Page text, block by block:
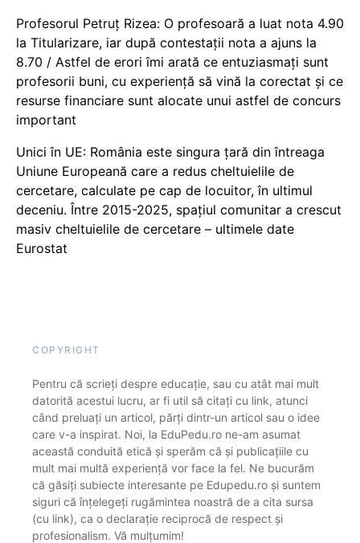
Profesorul Petruț Rizea: O profesoară a luat nota 4.90
la Titularizare, iar după contestații nota a ajuns la
8.70 / Astfel de erori îmi arată ce entuziasmați sunt
profesorii buni, cu experiență să vină la corectat și ce
resurse financiare sunt alocate unui astfel de concurs
important
Unici în UE: România este singura țară din întreaga
Uniune Europeană care a redus cheltuielile de
cercetare, calculate pe cap de locuitor, în ultimul
deceniu. Între 2015-2025, spațiul comunitar a crescut
masiv cheltuielile de cercetare – ultimele date
Eurostat
COPYRIGHT
Pentru că scrieți despre educație, sau cu atât mai mult
datorită acestui lucru, ar fi util să citați cu link, atunci
când preluați un articol, părți dintr-un articol sau o idee
care v-a inspirat. Noi, la EduPedu.ro ne-am asumat
această conduită etică și sperăm că și publicațiile cu
mult mai multă experiență vor face la fel. Ne bucurăm
că găsiți subiecte interesante pe Edupedu.ro și suntem
siguri că înțelegeți rugămintea noastră de a cita sursa
(cu link), ca o declarație reciprocă de respect și
profesionalism. Vă mulțumim!